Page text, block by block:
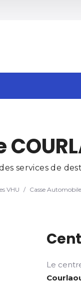
Search
services de
VHU / Casse
Le